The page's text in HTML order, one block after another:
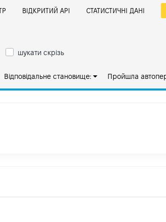
ВІДКРИТИЙ АРІ СТАТИСТИЧНІ ДАНІ
шукати скрізь
Відповідальне становище: Пройшла